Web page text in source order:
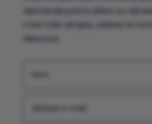
demande particulière ou
c’est trés simple, utilisez le
dessous.